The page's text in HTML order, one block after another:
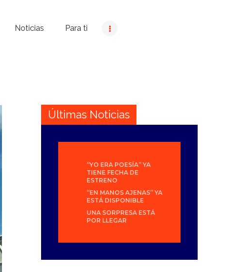
Noticias Para ti
Últimas Noticias
“YO ERA POESÍA” YA
TIENE FECHA DE
ESTRENO
“EN MANOS AJENAS” YA
ESTÁ DISPONIBLE
UNA SORPRESA ESTÁ
POR LLEGAR